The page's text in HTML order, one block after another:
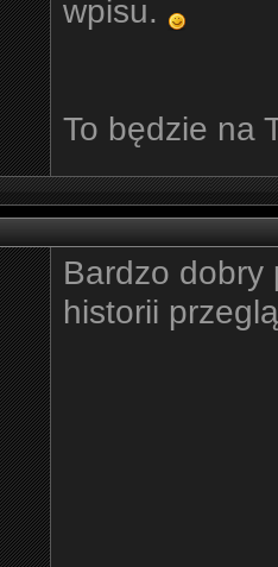
wpisu.
To będzie na
Bardzo dobry
historii